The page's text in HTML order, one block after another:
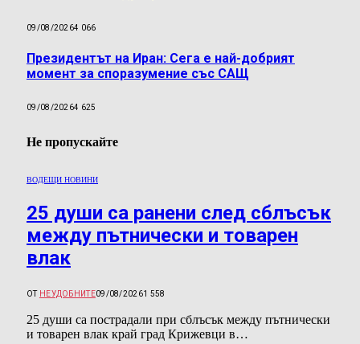
09/08/20264 066
Президентът на Иран: Сега е най-добрият
момент за споразумение със САЩ
09/08/20264 625
Не пропускайте
ВОДЕЩИ НОВИНИ
25 души са ранени след сблъсък
между пътнически и товарен
влак
ОТ НЕУДОБНИТЕ09/08/20261 558
25 души са пострадали при сблъсък между пътнически
и товарен влак край град Крижевци в…